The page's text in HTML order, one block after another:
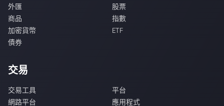
外匯
股票
商品
指數
加密貨幣
ETF
債券
交易
交易工具
平台
網路平台
應用程式